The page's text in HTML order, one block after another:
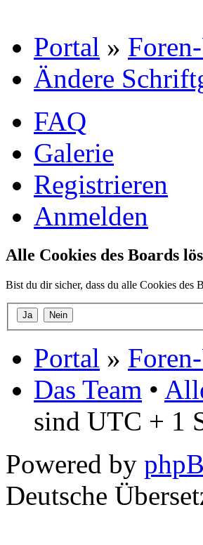
Portal »
Ändere
FAQ
Galerie
Registrieren
Anmelden
Alle Cookies des Boards
Bist du dir sicher, dass du alle Cookies des
Portal »
Das Team •
sind UTC + 1
Powered by
Deutsche